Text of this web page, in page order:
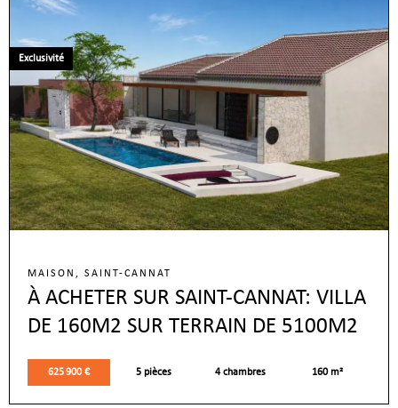
MAISON, SAINT-CANNAT
À ACHETER SUR SAINT-CANNAT: VILLA
DE 160M2 SUR TERRAIN DE 5100M2
625 900 € 5 pièces 4 chambres 160 m²
Exclusivité